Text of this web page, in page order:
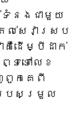
ទំនងជាមួយ
សេវាស្រប
គឺដើម្បីដាក់
ទៅលេខ
កគេពី
បសម្រួល